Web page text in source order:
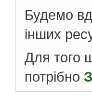
Будемо
інших
Для того
потрібно